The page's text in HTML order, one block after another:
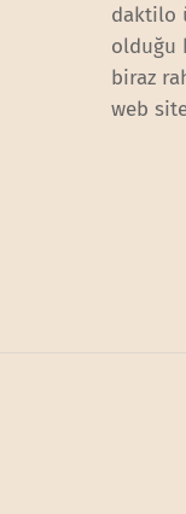
daktilo
olduğu
biraz
web